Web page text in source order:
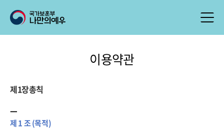
이용약관
제1장총칙
제 1 조 (목적)